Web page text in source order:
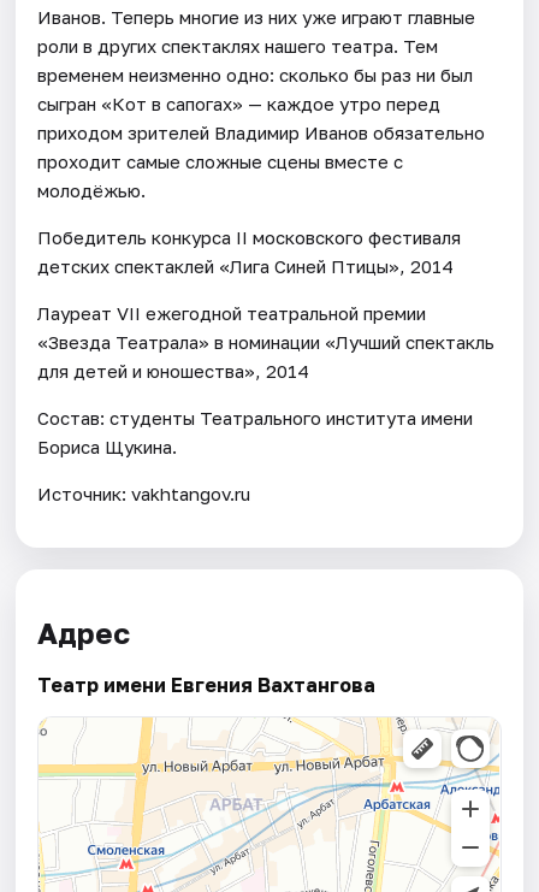
Иванов. Теперь многие из них уже играют главные
роли в других спектаклях нашего театра. Тем
временем неизменно одно: сколько бы раз ни был
сыгран «Кот в сапогах» — каждое утро перед
приходом зрителей Владимир Иванов обязательно
проходит самые сложные сцены вместе с
молодёжью.
Победитель конкурса II московского фестиваля
детских спектаклей «Лига Синей Птицы», 2014
Лауреат VII ежегодной театральной премии
«Звезда Театрала» в номинации «Лучший спектакль
для детей и юношества», 2014
Состав: студенты Театрального института имени
Бориса Щукина.
Источник: vakhtangov.ru
Адрес
Театр имени Евгения Вахтангова